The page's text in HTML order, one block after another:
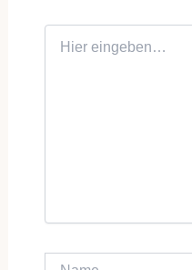
Hier eingeben…
Name